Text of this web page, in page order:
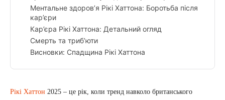
Ментальне здоров’я Рікі Хаттона: Боротьба після
кар’єри
Кар’єра Рікі Хаттона: Детальний огляд
Смерть та триб’юти
Висновки: Спадщина Рікі Хаттона
Рікі Хаттон 2025 – це рік, коли тренд навколо британського